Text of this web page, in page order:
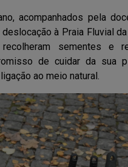
acompanhados pela
à Praia Fluvial
sementes e
de cuidar da sua
ao meio natural.